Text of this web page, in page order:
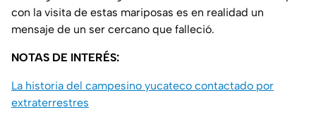
con la visita de estas mariposas es en realidad un
mensaje de un ser cercano que falleció.
NOTAS DE INTERÉS:
La historia del campesino yucateco contactado por
extraterrestres